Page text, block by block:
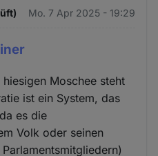
Mo. 7 Apr 2025 - 19:29
Moschee steht
ist ein System, das
es die
Volk oder seinen